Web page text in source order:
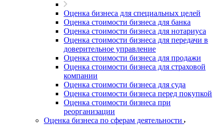
Оценка бизнеса для специальных целей
Оценка стоимости бизнеса для банка
Оценка стоимости бизнеса для нотариуса
Оценка стоимости бизнеса для передачи в
доверительное управление
Оценка стоимости бизнеса для продажи
Оценка стоимости бизнеса для страховой
компании
Оценка стоимости бизнеса для суда
Оценка стоимости бизнеса перед покупкой
Оценка стоимости бизнеса при
реорганизации
Оценка бизнеса по сферам деятельности